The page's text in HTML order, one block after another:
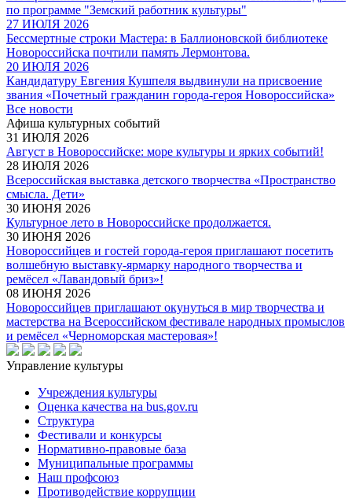
по программе "Земский работник культуры"
27 ИЮЛЯ 2026
Бессмертные строки Мастера: в Баллионовской библиотеке
Новороссийска почтили память Лермонтова.
20 ИЮЛЯ 2026
Кандидатуру Евгения Кушпеля выдвинули на присвоение
звания «Почетный гражданин города-героя Новороссийска»
Все новости
Афиша культурных событий
31 ИЮЛЯ 2026
Август в Новороссийске: море культуры и ярких событий!
28 ИЮЛЯ 2026
Всероссийская выставка детского творчества «Пространство
смысла. Дети»
30 ИЮНЯ 2026
Культурное лето в Новороссийске продолжается.
30 ИЮНЯ 2026
Новороссийцев и гостей города-героя приглашают посетить
волшебную выставку-ярмарку народного творчества и
ремёсел «Лавандовый бриз»!
08 ИЮНЯ 2026
Новороссийцев приглашают окунуться в мир творчества и
мастерства на Всероссийском фестивале народных промыслов
и ремёсел «Черноморская мастеровая»!
Управление культуры
Учреждения культуры
Оценка качества на bus.gov.ru
Структура
Фестивали и конкурсы
Нормативно-правовые база
Муниципальные программы
Наш профсоюз
Противодействие коррупции